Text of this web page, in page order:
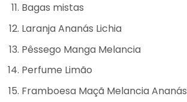
Bagas mistas
Laranja Ananás Lichia
Pêssego Manga Melancia
Perfume Limão
Framboesa Maçã Melancia Ananás